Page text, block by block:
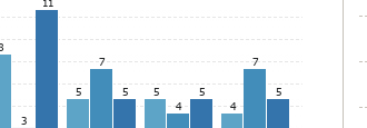
3
5
7
5
5
4
5
4
7
5